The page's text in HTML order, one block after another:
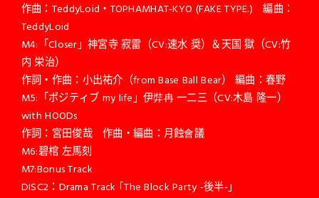
作曲：TeddyLoid・TOPHAMHAT-KYO (FAKE TYPE.) 編曲：
TeddyLoid
M4:「Closer」神宮寺 寂雷（CV:速水 奨）＆天国 獄（CV:竹
内 栄治）
作詞・作曲：小出祐介（from Base Ball Bear） 編曲：春野
M5:「ポジティブ my life」伊弉冉 一二三（CV:木島 隆一）
with HOODs
作詞：宮田俊哉 作曲・編曲：月蝕會議
M6:碧棺 左馬刻
M7:Bonus Track
DISC2：Drama Track ｢The Block Party -後半-」